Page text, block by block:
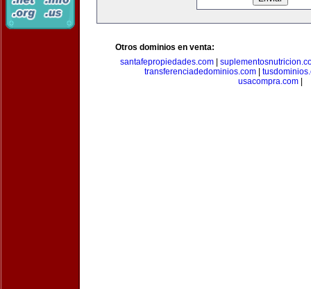
Otros dominios en venta:
santafepropiedades.com|
transferenciadedominios.com|
usacompra.com|